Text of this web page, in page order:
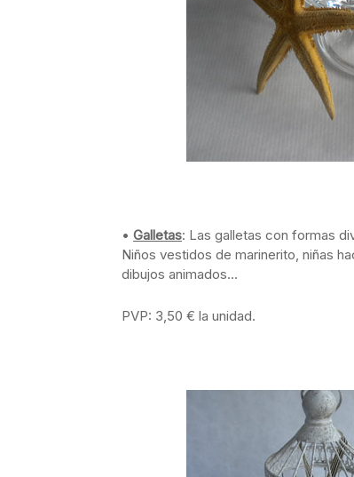
• Galletas: Las galletas con formas
Niños vestidos de marinerito, niñas
dibujos animados…
PVP: 3,50 € la unidad.